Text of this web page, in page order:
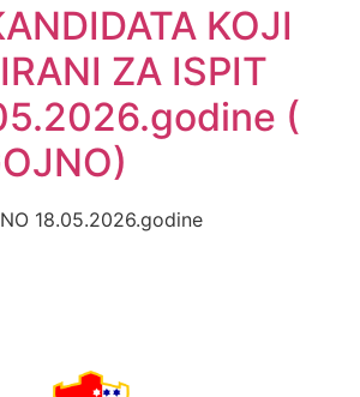
KOJI
ZA ISPIT
(
18.05.2026.godine